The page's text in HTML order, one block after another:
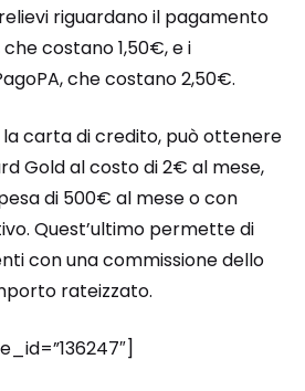
riguardano il pagamento
costano 1,50€, e i
che costano 2,50€.
carta di credito, può ottenere
Gold al costo di 2€ al mese,
di 500€ al mese o con
Quest’ultimo permette di
con una commissione dello
rateizzato.